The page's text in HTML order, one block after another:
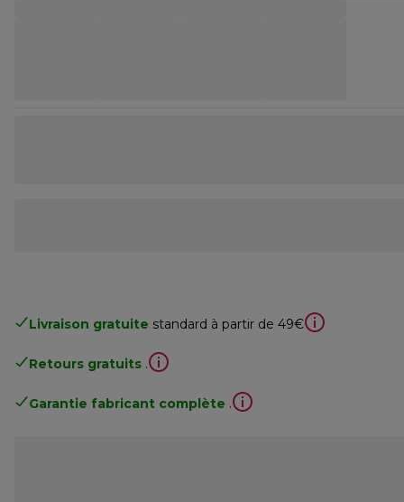
Livraison gratuite standard à partir de 49€
Retours gratuits .
Garantie fabricant complète .